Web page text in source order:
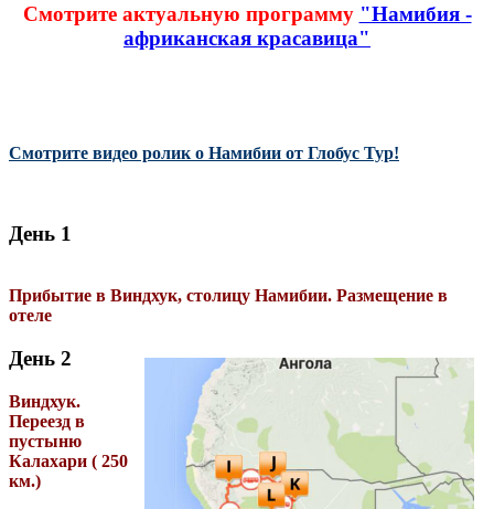
Смотрите актуальную программу "Намибия -
африканская красавица"
Смотрите видео ролик о Намибии от Глобус Тур!
День 1
Прибытие в Виндхук, столицу Намибии. Размещение в
отеле
День 2
Виндхук.
Переезд в
пустыню
Калахари ( 250
км.)